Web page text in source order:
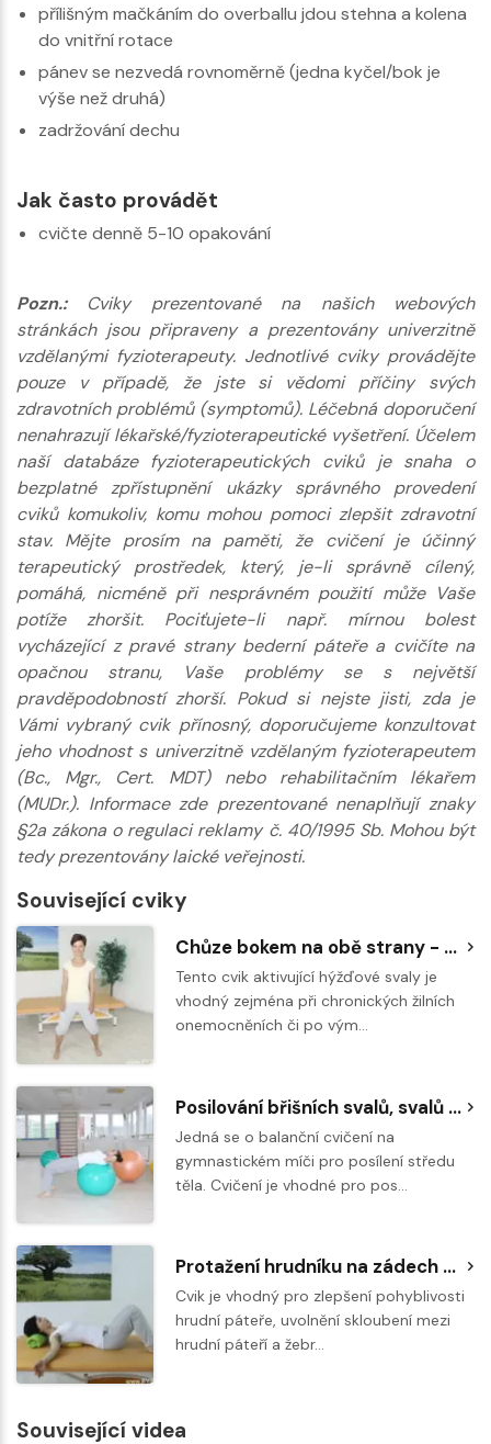
přílišným mačkáním do overballu jdou stehna a kolena
do vnitřní rotace
pánev se nezvedá rovnoměrně (jedna kyčel/bok je
výše než druhá)
zadržování dechu
Jak často provádět
cvičte denně 5-10 opakování
Pozn.: Cviky prezentované na našich webových
stránkách jsou připraveny a prezentovány univerzitně
vzdělanými fyzioterapeuty. Jednotlivé cviky provádějte
pouze v případě, že jste si vědomi příčiny svých
zdravotních problémů (symptomů). Léčebná doporučení
nenahrazují lékařské/fyzioterapeutické vyšetření. Účelem
naší databáze fyzioterapeutických cviků je snaha o
bezplatné zpřístupnění ukázky správného provedení
cviků komukoliv, komu mohou pomoci zlepšit zdravotní
stav. Mějte prosím na paměti, že cvičení je účinný
terapeutický prostředek, který, je-li správně cílený,
pomáhá, nicméně při nesprávném použití může Vaše
potíže zhoršit. Pociťujete-li např. mírnou bolest
vycházející z pravé strany bederní páteře a cvičíte na
opačnou stranu, Vaše problémy se s největší
pravděpodobností zhorší. Pokud si nejste jisti, zda je
Vámi vybraný cvik přínosný, doporučujeme konzultovat
jeho vhodnost s univerzitně vzdělaným fyzioterapeutem
(Bc., Mgr., Cert. MDT) nebo rehabilitačním lékařem
(MUDr.). Informace zde prezentované nenaplňují znaky
§2a zákona o regulaci reklamy č. 40/1995 Sb. Mohou být
tedy prezentovány laické veřejnosti.
Související cviky
Chůze bokem na obě strany - představa překroku nízké překážky
Tento cvik aktivující hýžďové svaly je
vhodný zejména při chronických žilních
onemocněních či po vým…
Posilování břišních svalů, svalů nohou a zlepšování hlubokého stabilizačního systému
Jedná se o balanční cvičení na
gymnastickém míči pro posílení středu
těla. Cvičení je vhodné pro pos…
Protažení hrudníku na zádech na overballu
Cvik je vhodný pro zlepšení pohyblivosti
hrudní páteře, uvolnění skloubení mezi
hrudní páteří a žebr…
Související videa